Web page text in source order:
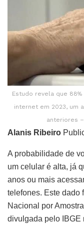
Estudo revela que
internet em 2023, um
anteriores
Alanis Ribeiro
A probabilidade de
um celular é alta, já
anos ou mais
telefones. Este dado
Nacional por
divulgada pelo IBGE